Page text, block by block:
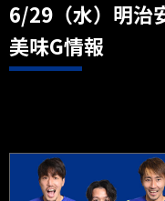
6/29（水）明治
美味G情報